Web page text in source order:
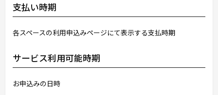
支払い時期
各スペースの利用申込みページにて表示する支払時期
サービス利用可能時期
お申込みの日時